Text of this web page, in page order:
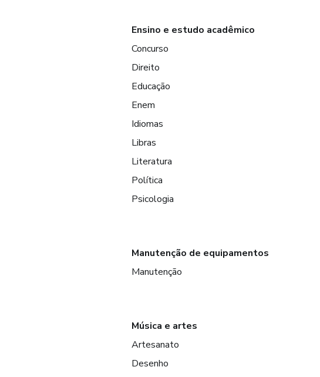
Ensino e estudo acadêmico
Concurso
Direito
Educação
Enem
Idiomas
Libras
Literatura
Política
Psicologia
Manutenção de equipamentos
Manutenção
Música e artes
Artesanato
Desenho